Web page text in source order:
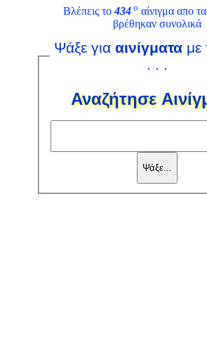
Βλέπεις το434 ο αίνιγμα απο τα
βρέθηκαν συνολικά
Ψάξε για αινίγματα με
. . .
Αναζήτησε